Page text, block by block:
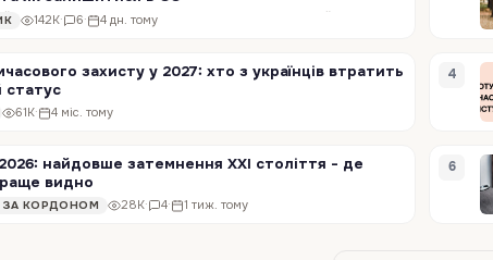
142K· 6· 4 дн. тому
захисту у 2027: хто з українців втратить
статус
61K· 4 міс. тому
4
найдовше затемнення XXI століття - де
видно
ЗА КОРДОНОМ 28K· 4· 1 тиж. тому
6